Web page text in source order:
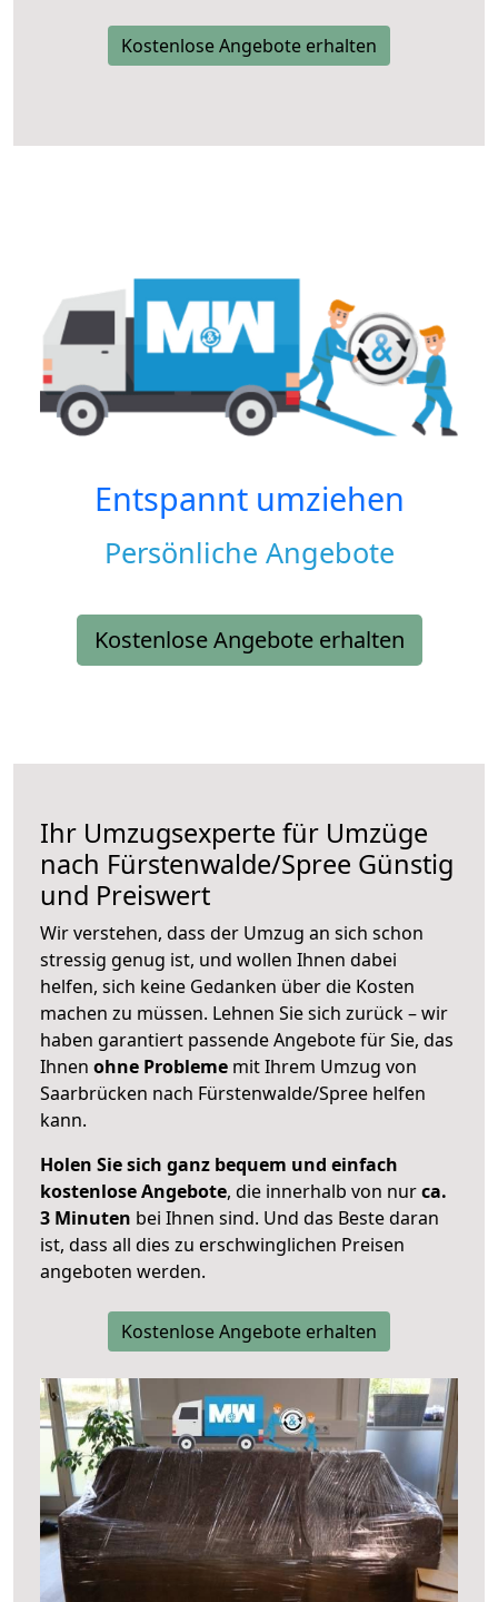
Kostenlose Angebote erhalten
Entspannt umziehen
Persönliche Angebote
Kostenlose Angebote erhalten
Ihr Umzugsexperte für Umzüge
nach Fürstenwalde/Spree Günstig
und Preiswert
Wir verstehen, dass der Umzug an sich schon
stressig genug ist, und wollen Ihnen dabei
helfen, sich keine Gedanken über die Kosten
machen zu müssen. Lehnen Sie sich zurück – wir
haben garantiert passende Angebote für Sie, das
Ihnen ohne Probleme mit Ihrem Umzug von
Saarbrücken nach Fürstenwalde/Spree helfen
kann.
Holen Sie sich ganz bequem und einfach
kostenlose Angebote, die innerhalb von nurca.
3 Minuten bei Ihnen sind. Und das Beste daran
ist, dass all dies zu erschwinglichen Preisen
angeboten werden.
Kostenlose Angebote erhalten